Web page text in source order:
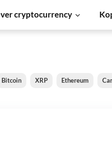
cryptocurrency
Bitcoin XRP Ethereum